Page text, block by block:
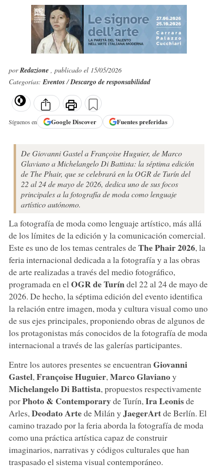
porRedazione , publicado el 15/05/2026
Categorías:Eventos/Descargo de responsabilidad
Síguenos en GoogleDiscover Fuentes preferidas
De Giovanni Gastel a Françoise Huguier, de Marco
Glaviano a Michelangelo Di Battista: la séptima edición
de The Phair, que se celebrará en la OGR de Turín del
22 al 24 de mayo de 2026, dedica uno de sus focos
principales a la fotografía de moda como lenguaje
artístico autónomo.
La fotografía de moda como lenguaje artístico, más allá
de los límites de la edición y la comunicación comercial.
Este es uno de los temas centrales deThe Phair 2026, la
feria internacional dedicada a la fotografía y a las obras
de arte realizadas a través del medio fotográfico,
programada en elOGR de Turíndel 22 al 24 de mayo de
2026. De hecho, la séptima edición del evento identifica
la relación entre imagen, moda y cultura visual como uno
de sus ejes principales, proponiendo obras de algunos de
los protagonistas más conocidos de la fotografía de moda
internacional a través de las galerías participantes.
Entre los autores presentes se encuentran Giovanni
Gastel, FrançoiseHuguier, MarcoGlavianoy
Michelangelo Di Battista, propuestos respectivamente
porPhoto & Contemporaryde Turín, IraLeonisde
Arles, DeodatoArtede Milán y JaegerArtde Berlín. El
camino trazado por la feria aborda la fotografía de moda
como una práctica artística capaz de construir
imaginarios, narrativas y códigos culturales que han
traspasado el sistema visual contemporáneo.